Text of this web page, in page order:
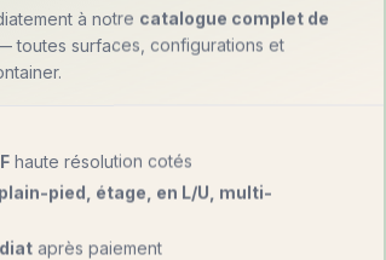
double essieu
qui devient
maison bois : les
de l'esprit tiny —
à notre catalogue complet de
toutes surfaces, configurations et
haute résolution cotés
plain-pied, étage, en L/U, multi-
après paiement